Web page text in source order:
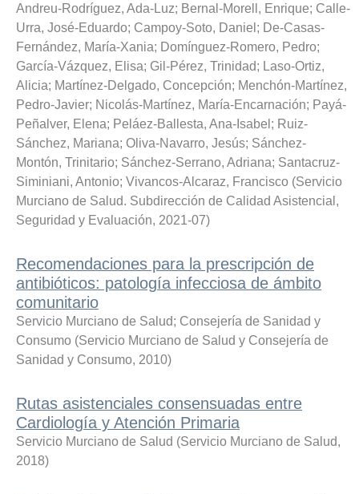
Andreu-Rodríguez, Ada-Luz; Bernal-Morell, Enrique; Calle-
Urra, José-Eduardo; Campoy-Soto, Daniel ; De-Casas-
Fernández, María-Xania; Domínguez-Romero, Pedro;
García-Vázquez, Elisa; Gil-Pérez, Trinidad; Laso-Ortiz,
Alicia; Martínez-Delgado, Concepción; Menchón-Martínez,
Pedro-Javier; Nicolás-Martínez, María-Encarnación; Payá-
Peñalver, Elena; Peláez-Ballesta, Ana-Isabel ; Ruiz-
Sánchez, Mariana; Oliva-Navarro, Jesús; Sánchez-
Montón, Trinitario; Sánchez-Serrano, Adriana; Santacruz-
Siminiani, Antonio; Vivancos-Alcaraz, Francisco (Servicio
Murciano de Salud. Subdirección de Calidad Asistencial,
Seguridad y Evaluación, 2021-07)
Recomendaciones para la prescripción de
antibióticos: patología infecciosa de ámbito
comunitario
Servicio Murciano de Salud; Consejería de Sanidad y
Consumo (Servicio Murciano de Salud y Consejería de
Sanidad y Consumo, 2010)
Rutas asistenciales consensuadas entre
Cardiología y Atención Primaria
Servicio Murciano de Salud (Servicio Murciano de Salud,
2018)